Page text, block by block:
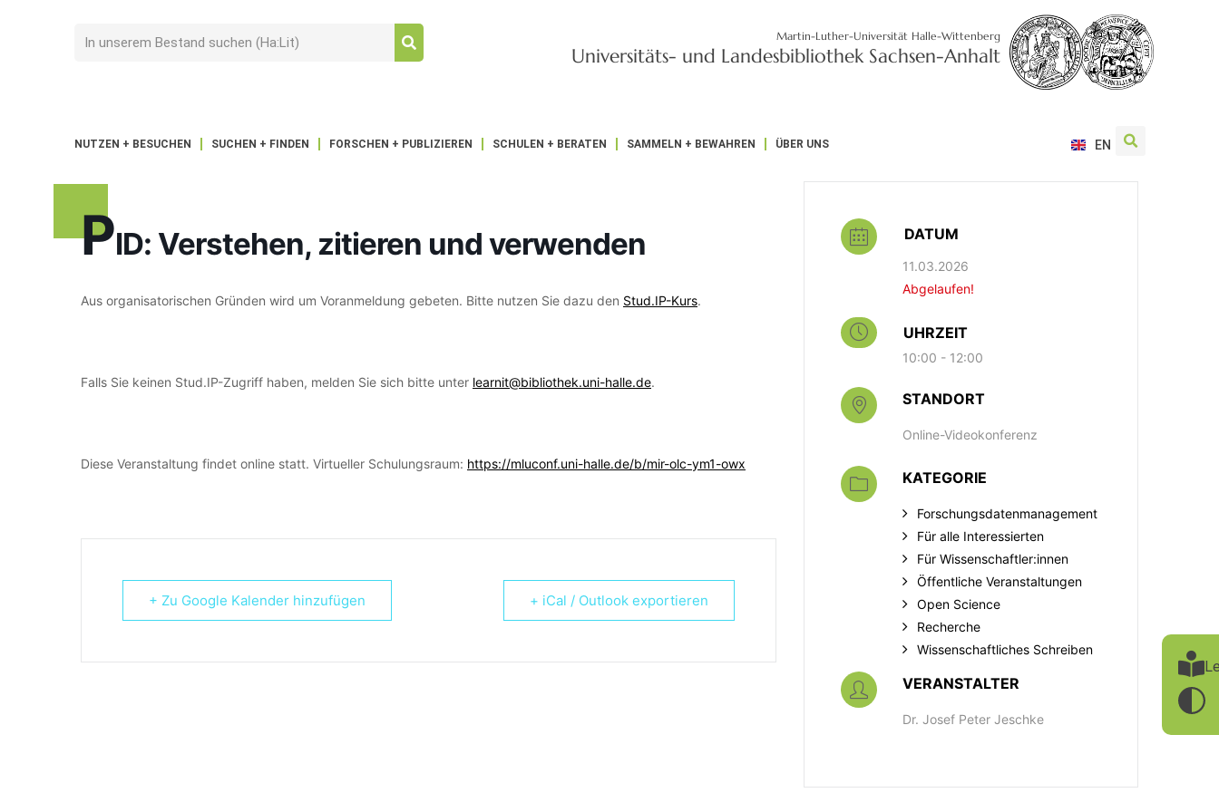
Martin-Luther-Universität Halle-Wittenberg
Universitäts- und Landesbibliothek Sachsen-Anhalt
NUTZEN + BESUCHEN SUCHEN + FINDEN FORSCHEN + PUBLIZIEREN SCHULEN + BERATEN SAMMELN + BEWAHREN ÜBER UNS EN
PID: Verstehen, zitieren und verwenden
Aus organisatorischen Gründen wird um Voranmeldung gebeten. Bitte nutzen Sie dazu den Stud.IP-Kurs.
Falls Sie keinen Stud.IP-Zugriff haben, melden Sie sich bitte unter learnit@bibliothek.uni-halle.de.
Diese Veranstaltung findet online statt. Virtueller Schulungsraum: https://mluconf.uni-halle.de/b/mir-olc-ym1-owx
+ Zu Google Kalender hinzufügen + iCal / Outlook exportieren
DATUM
11.03.2026
Abgelaufen!
UHRZEIT
10:00 - 12:00
STANDORT
Online-Videokonferenz
KATEGORIE
Forschungsdatenmanagement
Für alle Interessierten
Für Wissenschaftler:innen
Öffentliche Veranstaltungen
Open Science
Recherche
Wissenschaftliches Schreiben
VERANSTALTER
Dr. Josef Peter Jeschke